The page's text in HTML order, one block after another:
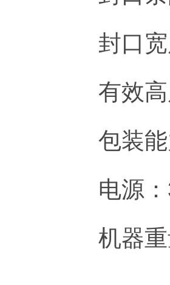
封口
有效
包装
电源
机器